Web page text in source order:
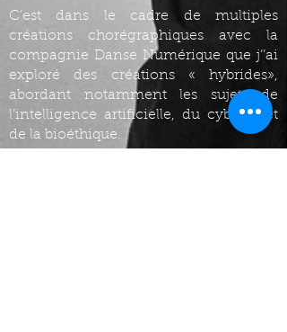
C’est dans le cadre de multiples
créations chorégraphiques avec la
compagnie Danse Numérique que j’’ai
exploré des créations « hybrides»,
abordant notamment les sujets de
l’intelligence artificielle, du cyborg, et
de la bioéthique.